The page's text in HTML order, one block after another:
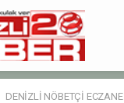
DENİZLİ NÖBETÇİ ECZANE